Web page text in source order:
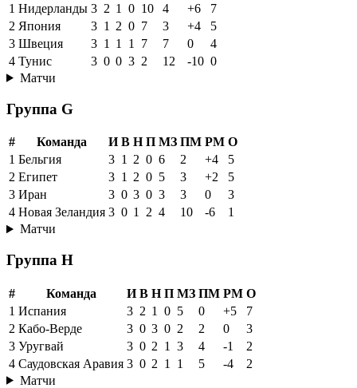
1 Нидерланды 3 2 1 0 10 4 +6
7
2 Япония 3 1 2 0 7 3 +4
5
3 Швеция 3 1 1 1 7 7 0
4
4 Тунис 3 0 0 3 2 12 -10 0
Матчи
Группа G
# Команда И В Н П МЗ ПМ РМ О
1 Бельгия 3 1 2 0 6 2 +4
5
2 Египет 3 1 2 0 5 3 +2
5
3 Иран 3 0 3 0 3 3 0
3
4 Новая Зеландия 3 0 1 2 4 10 -6
1
Матчи
Группа H
# Команда И В Н П МЗ ПМ РМ О
1 Испания 3 2 1 0 5 0 +5
7
2 Кабо-Верде 3 0 3 0 2 2 0
3
3 Уругвай 3 0 2 1 3 4 -1
2
4 Саудовская Аравия 3 0 2 1 1 5 -4
2
Матчи